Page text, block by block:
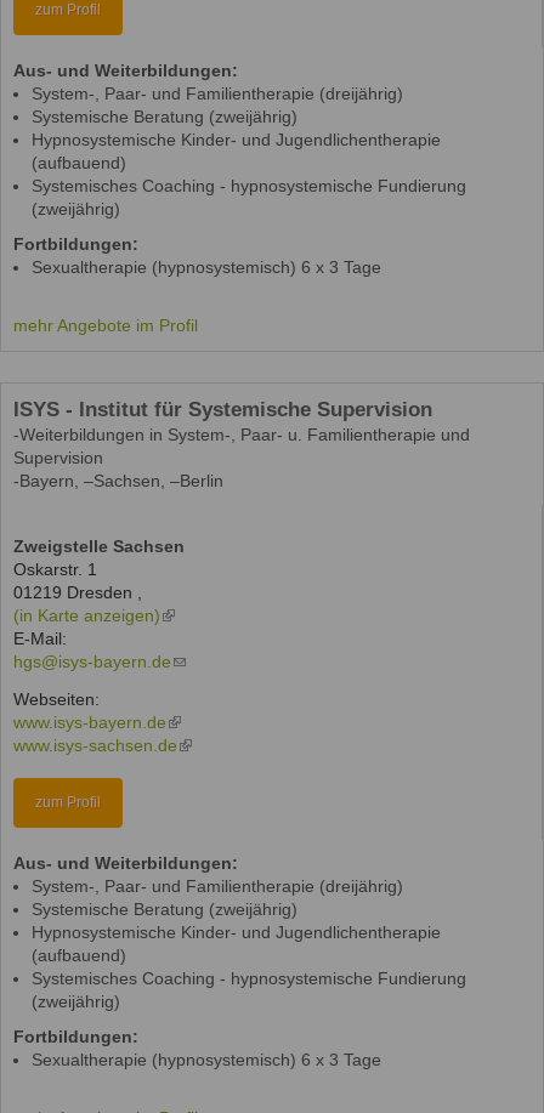
zum Profil
Aus- und Weiterbildungen:
System-, Paar- und Familientherapie (dreijährig)
Systemische Beratung (zweijährig)
Hypnosystemische Kinder- und Jugendlichentherapie
(aufbauend)
Systemisches Coaching - hypnosystemische Fundierung
(zweijährig)
Fortbildungen:
Sexualtherapie (hypnosystemisch) 6 x 3 Tage
mehr Angebote im Profil
ISYS - Institut für Systemische Supervision
-Weiterbildungen in System-, Paar- u. Familientherapie und
Supervision
-Bayern, –Sachsen, –Berlin
Zweigstelle Sachsen
Oskarstr. 1
01219 Dresden ,
(in Karte anzeigen)(link
external)
E-Mail:
hgs@isys-bayern.de(link
mail)
Webseiten:
www.isys-bayern.de(link
is
www.isys-sachsen.de(link
zum Profil
Aus- und Weiterbildungen:
System-, Paar- und Familientherapie (dreijährig)
Systemische Beratung (zweijährig)
Hypnosystemische Kinder- und Jugendlichentherapie
(aufbauend)
Systemisches Coaching - hypnosystemische Fundierung
(zweijährig)
Fortbildungen:
Sexualtherapie (hypnosystemisch) 6 x 3 Tage